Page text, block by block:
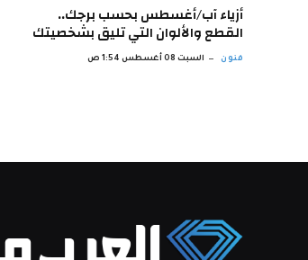
أزياء آب/أغسطس بحسب برجك..
القطع والألوان التي تليق بشخصيتك
فنون السبت 08 أغسطس 1:54 ص